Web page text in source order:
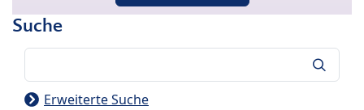
Suche
Erweiterte Suche